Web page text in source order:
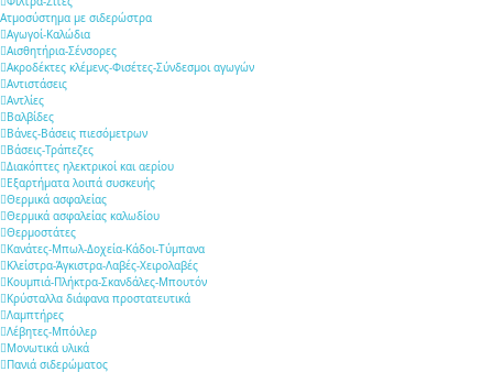
Ατμοσύστημα με σιδερώστρα
Αγωγοί-Καλώδια
Αισθητήρια-Σένσορες
Ακροδέκτες κλέμενς-Φισέτες-Σύνδεσμοι αγωγών
Αντιστάσεις
Αντλίες
Βαλβίδες
Βάνες-Βάσεις πιεσόμετρων
Βάσεις-Τράπεζες
Διακόπτες ηλεκτρικοί και αερίου
Εξαρτήματα λοιπά συσκευής
Θερμικά ασφαλείας
Θερμικά ασφαλείας καλωδίου
Θερμοστάτες
Κανάτες-Μπωλ-Δοχεία-Κάδοι-Τύμπανα
Κλείστρα-Άγκιστρα-Λαβές-Χειρολαβές
Κουμπιά-Πλήκτρα-Σκανδάλες-Μπουτόν
Κρύσταλλα διάφανα προστατευτικά
Λαμπτήρες
Λέβητες-Μπόιλερ
Μονωτικά υλικά
Πανιά σιδερώματος